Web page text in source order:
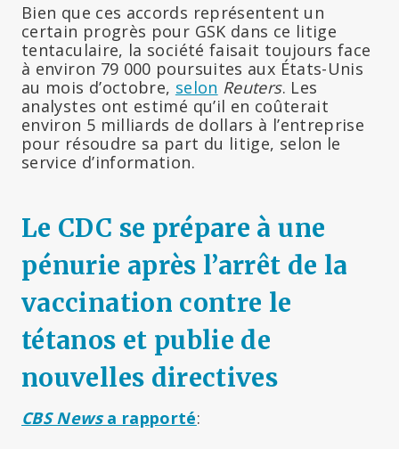
Bien que ces accords représentent un
certain progrès pour GSK dans ce litige
tentaculaire, la société faisait toujours face
à environ 79 000 poursuites aux États-Unis
au mois d’octobre, selon Reuters. Les
analystes ont estimé qu’il en coûterait
environ 5 milliards de dollars à l’entreprise
pour résoudre sa part du litige, selon le
service d’information.
Le CDC se prépare à une
pénurie après l’arrêt de la
vaccination contre le
tétanos et publie de
nouvelles directives
CBS Newsa rapporté: